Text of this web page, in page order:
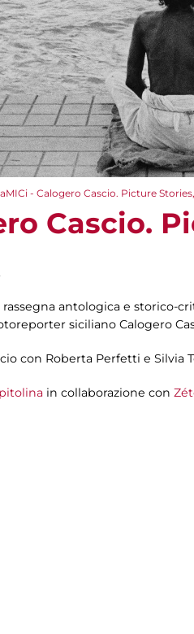
aMICi - Calogero Cascio. Picture Stories,
Cascio.
rassegna antologica e
siciliano Calogero
con Roberta Perfetti e Silvia
in collaborazione con